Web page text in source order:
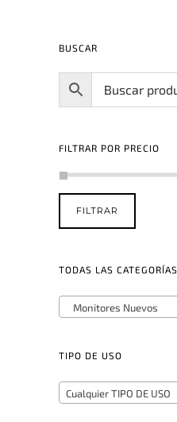
BUSCAR
FILTRAR POR PRECIO
FILTRAR
TODAS LAS CATEGORÍAS
Monitores Nuevos
TIPO DE USO
Cualquier TIPO DE USO